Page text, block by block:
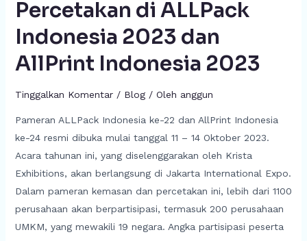
Percetakan di ALLPack
Indonesia 2023 dan
AllPrint Indonesia 2023
Tinggalkan Komentar / Blog/ Oleh anggun
Pameran ALLPack Indonesia ke-22 dan AllPrint Indonesia
ke-24 resmi dibuka mulai tanggal 11 – 14 Oktober 2023.
Acara tahunan ini, yang diselenggarakan oleh Krista
Exhibitions, akan berlangsung di Jakarta International Expo.
Dalam pameran kemasan dan percetakan ini, lebih dari 1100
perusahaan akan berpartisipasi, termasuk 200 perusahaan
UMKM, yang mewakili 19 negara. Angka partisipasi peserta